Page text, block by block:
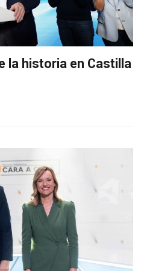
la historia en Castilla